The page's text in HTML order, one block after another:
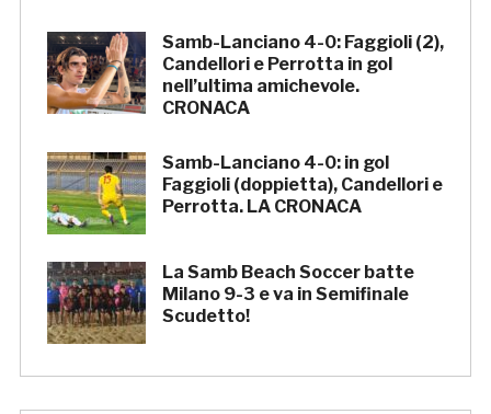
Samb-Lanciano 4-0: Faggioli (2),
Candellori e Perrotta in gol
nell’ultima amichevole.
CRONACA
Samb-Lanciano 4-0: in gol
Faggioli (doppietta), Candellori e
Perrotta. LA CRONACA
La Samb Beach Soccer batte
Milano 9-3 e va in Semifinale
Scudetto!